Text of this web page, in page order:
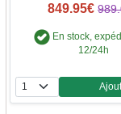
849.95€
En stock,
12/24h